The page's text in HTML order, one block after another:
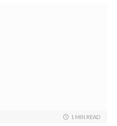
1 MIN READ